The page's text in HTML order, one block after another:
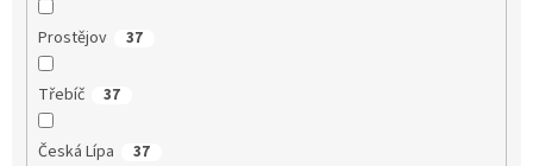
Prostějov 37
Třebíč 37
Česká Lípa 37